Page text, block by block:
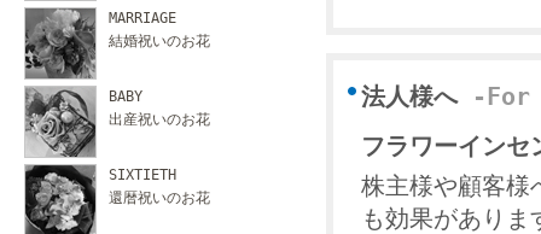
MARRIAGE
結婚祝いのお花
BABY
出産祝いのお花
SIXTIETH
還暦祝いのお花
法人様へ
-For
フラワーインセ
株主様や顧客様
も効果がありま